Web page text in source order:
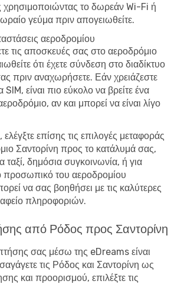
χρησιμοποιώντας το δωρεάν Wi-Fi ή
γεύμα πριν απογειωθείτε.
αεροδρομίου
τις αποσκευές σας στο αεροδρόμιο
ότι έχετε σύνδεση στο διαδίκτυο
πριν αναχωρήσετε. Εάν χρειάζεστε
SIM, είναι πιο εύκολο να βρείτε ένα
αν και μπορεί να είναι λίγο
επίσης τις επιλογές μεταφοράς
Σαντορίνη προς το κατάλυμά σας,
ταξί, δημόσια συγκοινωνία, ή για
του αεροδρομίου
να σας βοηθήσει με τις καλύτερες
πληροφοριών.
από Ρόδος προς Σαντορίνη
σας μέσω της eDreams είναι
τις Ρόδος και Σαντορίνη ως
και προορισμού, επιλέξτε τις